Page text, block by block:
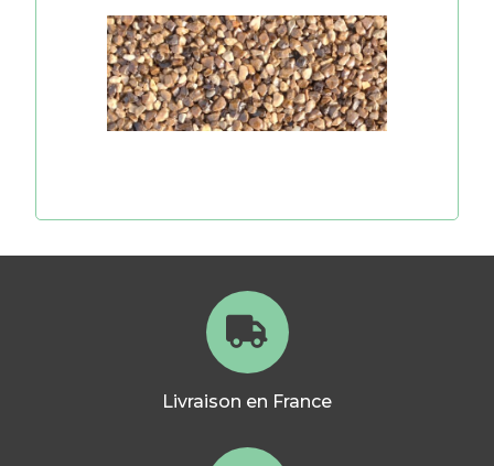
Livraison en France